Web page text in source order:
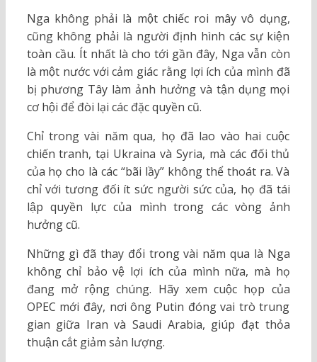
Nga không phải là một chiếc roi mây vô dụng,
cũng không phải là người định hình các sự kiện
toàn cầu. Ít nhất là cho tới gần đây, Nga vẫn còn
là một nước với cảm giác rằng lợi ích của mình đã
bị phương Tây làm ảnh hưởng và tận dụng mọi
cơ hội để đòi lại các đặc quyền cũ.
Chỉ trong vài năm qua, họ đã lao vào hai cuộc
chiến tranh, tại Ukraina và Syria, mà các đối thủ
của họ cho là các “bãi lầy” không thể thoát ra. Và
chỉ với tương đối ít sức người sức của, họ đã tái
lập quyền lực của mình trong các vòng ảnh
hưởng cũ.
Những gì đã thay đổi trong vài năm qua là Nga
không chỉ bảo vệ lợi ích của mình nữa, mà họ
đang mở rộng chúng. Hãy xem cuộc họp của
OPEC mới đây, nơi ông Putin đóng vai trò trung
gian giữa Iran và Saudi Arabia, giúp đạt thỏa
thuận cắt giảm sản lượng.